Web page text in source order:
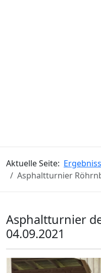
Aktuelle Seite:
Asphaltturnier
Asphaltturnier
04.09.2021